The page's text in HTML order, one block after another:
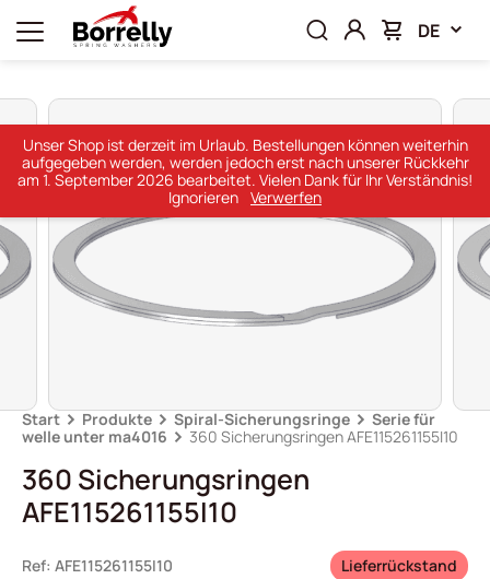
DE
Start Produkte Spiral-Sicherungsringe
Serie für
welle unter ma4016
360 Sicherungsringen AFE115261155I10
360 Sicherungsringen
AFE115261155I10
Ref: AFE115261155I10 Lieferrückstand
Unser Shop ist derzeit im Urlaub. Bestellungen können weiterhin
aufgegeben werden, werden jedoch erst nach unserer Rückkehr
am 1. September 2026 bearbeitet. Vielen Dank für Ihr Verständnis!
Ignorieren Verwerfen